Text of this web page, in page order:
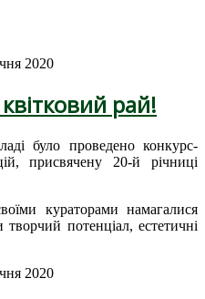
2020
рай!
було проведено конкурс-
присвячену 20-й річниці
кураторами намагалися
творчий потенціал, естетичні
2020